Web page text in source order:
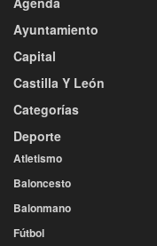
Ayuntamiento
Capital
Castilla Y León
Categorías
Deporte
Atletismo
Baloncesto
Balonmano
Fútbol